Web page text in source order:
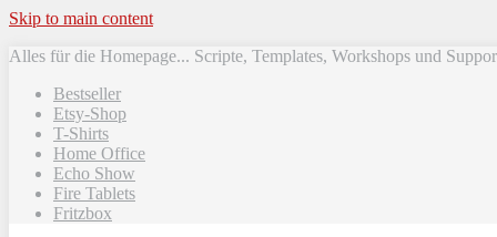
Skip to main content
Alles für die Homepage... Scripte, Templates, Workshops und
Bestseller
Etsy-Shop
T-Shirts
Home Office
Echo Show
Fire Tablets
Fritzbox